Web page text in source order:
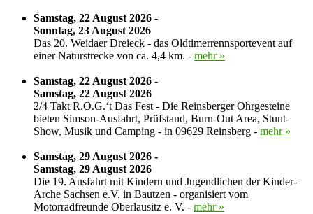
Samstag, 22 August 2026 -
Sonntag, 23 August 2026
Das 20. Weidaer Dreieck - das Oldtimerrennsportevent auf
einer Naturstrecke von ca. 4,4 km. - mehr »
Samstag, 22 August 2026 -
Samstag, 22 August 2026
2/4 Takt R.O.G.‘t Das Fest - Die Reinsberger Ohrgesteine
bieten Simson-Ausfahrt, Prüfstand, Burn-Out Area, Stunt-
Show, Musik und Camping - in 09629 Reinsberg - mehr »
Samstag, 29 August 2026 -
Samstag, 29 August 2026
Die 19. Ausfahrt mit Kindern und Jugendlichen der Kinder-
Arche Sachsen e.V. in Bautzen - organisiert vom
Motorradfreunde Oberlausitz e. V. - mehr »